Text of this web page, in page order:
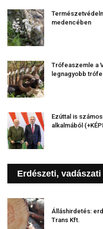
medencében
Trófeaszemle a
legnagyobb
Ezúttal is
alkalmából
Erdészeti,
Álláshirdetés:
Trans Kft.